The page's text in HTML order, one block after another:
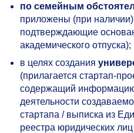
по семейным
приложены (при
подтверждающие
академического отпуска);
в целях создания
(прилагается стартап-
содержащий
деятельности
стартапа / выписка из
реестра юридических